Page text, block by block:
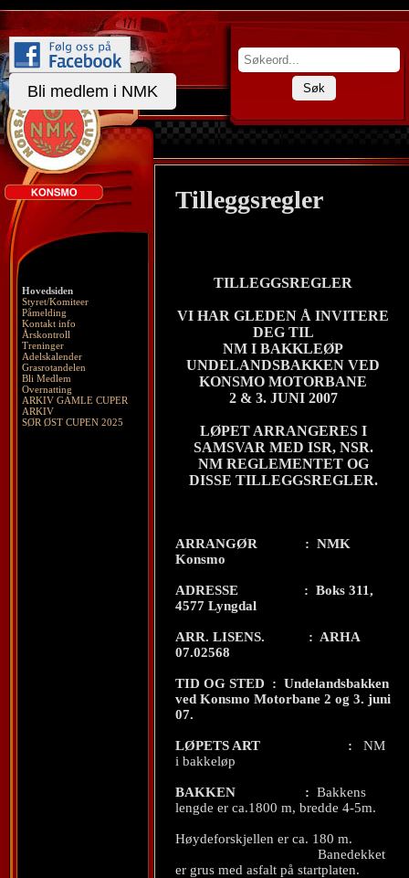
Bli medlem i NMK Søk
Hovedsiden
Styret/Komiteer
Påmelding
Kontakt info
Årskontroll
Treninger
Adelskalender
Grasrotandelen
Bli Medlem
Overnatting
ARKIV GAMLE CUPER
ARKIV
SØR ØST CUPEN 2025
Tilleggsregler
TILLEGGSREGLER
VI HAR GLEDEN Å INVITERE
DEG TIL
NM I BAKKLEØP
UNDELANDSBAKKEN VED
KONSMO MOTORBANE
2 & 3. JUNI 2007
LØPET ARRANGERES I
SAMSVAR MED ISR, NSR.
NM REGLEMENTET OG
DISSE TILLEGGSREGLER.
ARRANGØR : NMK
Konsmo
ADRESSE : Boks 311,
4577 Lyngdal
ARR. LISENS. : ARHA
07.02568
TID OG STED : Undelandsbakken
ved Konsmo Motorbane 2 og 3. juni
07.
LØPETS ART :
NM
i bakkeløp
BAKKEN : Bakkens
lengde er ca.1800 m, bredde 4-5m.
Høydeforskjellen er ca. 180 m.
Banedekket
er grus med asfalt på startplaten.